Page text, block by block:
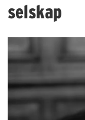
selskap